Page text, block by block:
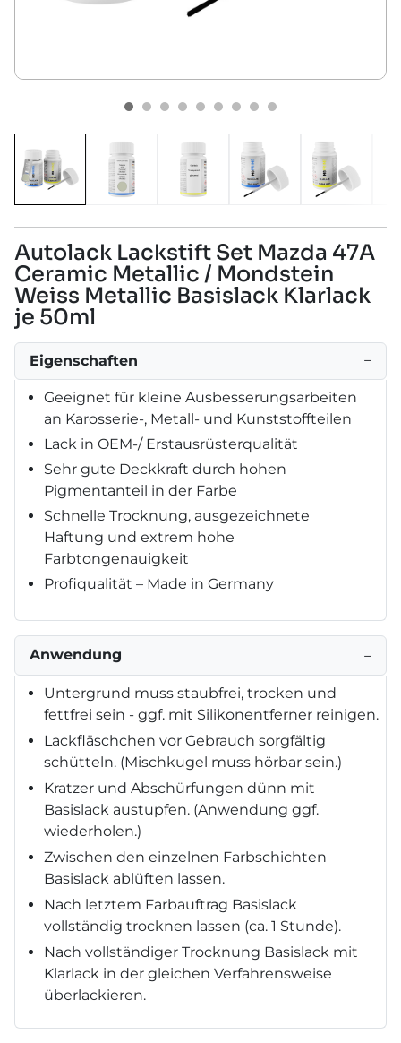
Autolack Lackstift Set Mazda 47A
Ceramic Metallic / Mondstein
Weiss Metallic Basislack Klarlack
je 50ml
Eigenschaften −
Geeignet für kleine Ausbesserungsarbeiten
an Karosserie-, Metall- und Kunststoffteilen
Lack in OEM-/ Erstausrüsterqualität
Sehr gute Deckkraft durch hohen
Pigmentanteil in der Farbe
Schnelle Trocknung, ausgezeichnete
Haftung und extrem hohe
Farbtongenauigkeit
Profiqualität – Made in Germany
Anwendung −
Untergrund muss staubfrei, trocken und
fettfrei sein - ggf. mit Silikonentferner reinigen.
Lackfläschchen vor Gebrauch sorgfältig
schütteln. (Mischkugel muss hörbar sein.)
Kratzer und Abschürfungen dünn mit
Basislack austupfen. (Anwendung ggf.
wiederholen.)
Zwischen den einzelnen Farbschichten
Basislack ablüften lassen.
Nach letztem Farbauftrag Basislack
vollständig trocknen lassen (ca. 1 Stunde).
Nach vollständiger Trocknung Basislack mit
Klarlack in der gleichen Verfahrensweise
überlackieren.